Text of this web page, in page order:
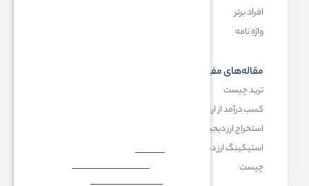
افراد برتر
واژه نامه
مقاله‌های مفید
ترید چیست
کسب درآمد از ارز دیجیتال
استخراج ارز دیجیتال چیست
استیکینگ ارز دیجیتال
چیست